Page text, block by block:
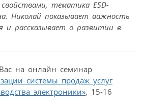
тематика ESD-
Николай показывает важность
и рассказывает о развитии в
на онлайн семинар
системы продаж услуг
электроники», 15-16